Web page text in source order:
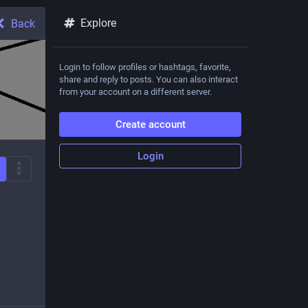
Back Explore
Login to follow profiles or hashtags, favorite,
share and reply to posts. You can also interact
from your account on a different server.
Create account
Login